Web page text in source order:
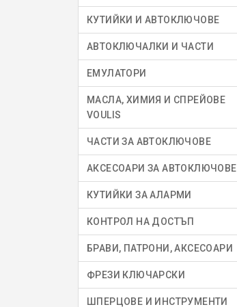
КУТИЙКИ И АВТОКЛЮЧОВЕ
АВТОКЛЮЧАЛКИ И ЧАСТИ
ЕМУЛАТОРИ
МАСЛА, ХИМИЯ И СПРЕЙОВЕ
VOULIS
ЧАСТИ ЗА АВТОКЛЮЧОВЕ
АКСЕСОАРИ ЗА АВТОКЛЮЧОВЕ
КУТИЙКИ ЗА АЛАРМИ
КОНТРОЛ НА ДОСТЪП
БРАВИ, ПАТРОНИ, АКСЕСОАРИ
ФРЕЗИ КЛЮЧАРСКИ
ШПЕРЦОВЕ И ИНСТРУМЕНТИ